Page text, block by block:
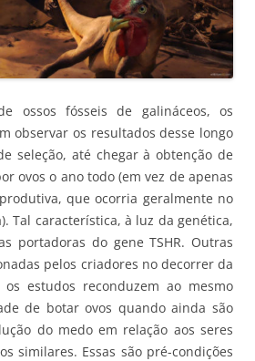
ossos fósseis de galináceos, os
observar os resultados desse longo
seleção, até chegar à obtenção de
ovos o ano todo (em vez de apenas
que ocorria geralmente no
Tal característica, à luz da genética,
portadoras do gene TSHR. Outras
pelos criadores no decorrer da
estudos reconduzem ao mesmo
de botar ovos quando ainda são
do medo em relação aos seres
similares. Essas são pré-condições